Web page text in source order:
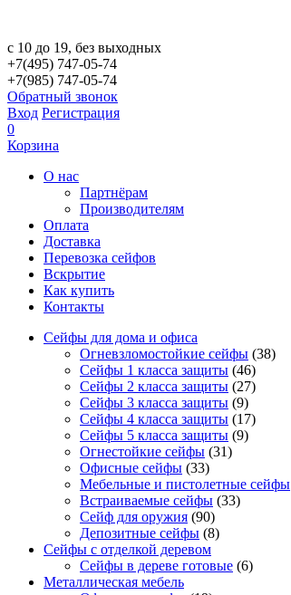
с 10 до 19, без выходных
+7(495) 747-05-74
+7(985) 747-05-74
Обратный звонок
Вход Регистрация
0
Корзина
О нас
Партнёрам
Производителям
Оплата
Доставка
Перевозка сейфов
Вскрытие
Как купить
Контакты
Сейфы для дома и офиса
Огневзломостойкие сейфы (38)
Сейфы 1 класса защиты (46)
Сейфы 2 класса защиты (27)
Сейфы 3 класса защиты (9)
Сейфы 4 класса защиты (17)
Сейфы 5 класса защиты (9)
Огнестойкие сейфы (31)
Офисные сейфы (33)
Мебельные и пистолетные сейфы
Встраиваемые сейфы (33)
Сейф для оружия (90)
Депозитные сейфы (8)
Сейфы с отделкой деревом
Сейфы в дереве готовые (6)
Металлическая мебель